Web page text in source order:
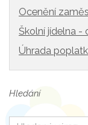
Ocenění
Školní jídelna -
Úhrada
Hledání